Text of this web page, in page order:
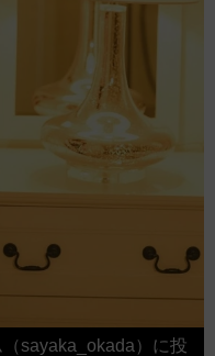
sayaka_okada）に投